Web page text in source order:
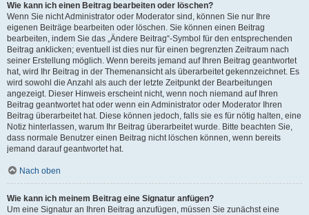
Wie kann ich einen Beitrag bearbeiten oder löschen?
Wenn Sie nicht Administrator oder Moderator sind, können Sie nur Ihre
eigenen Beiträge bearbeiten oder löschen. Sie können einen Beitrag
bearbeiten, indem Sie das „Ändere Beitrag“-Symbol für den entsprechenden
Beitrag anklicken; eventuell ist dies nur für einen begrenzten Zeitraum nach
seiner Erstellung möglich. Wenn bereits jemand auf Ihren Beitrag geantwortet
hat, wird Ihr Beitrag in der Themenansicht als überarbeitet gekennzeichnet. Es
wird sowohl die Anzahl als auch der letzte Zeitpunkt der Bearbeitungen
angezeigt. Dieser Hinweis erscheint nicht, wenn noch niemand auf Ihren
Beitrag geantwortet hat oder wenn ein Administrator oder Moderator Ihren
Beitrag überarbeitet hat. Diese können jedoch, falls sie es für nötig halten, eine
Notiz hinterlassen, warum Ihr Beitrag überarbeitet wurde. Bitte beachten Sie,
dass normale Benutzer einen Beitrag nicht löschen können, wenn bereits
jemand darauf geantwortet hat.
Nach oben
Wie kann ich meinem Beitrag eine Signatur anfügen?
Um eine Signatur an Ihren Beitrag anzufügen, müssen Sie zunächst eine